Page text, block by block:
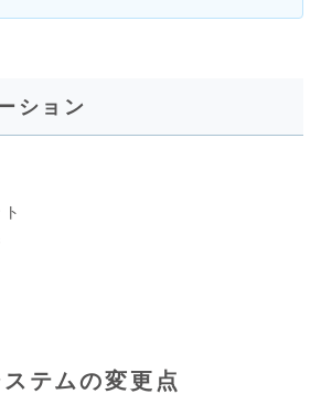
ション
テムの変更点